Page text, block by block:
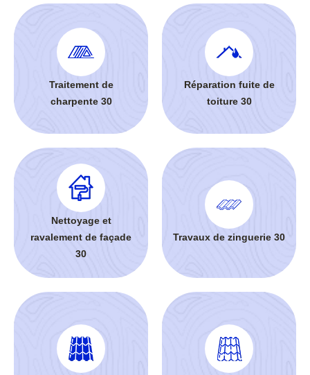
Traitement de
charpente 30
Réparation fuite de
toiture 30
Nettoyage et
ravalement de façade
30
Travaux de zinguerie 30